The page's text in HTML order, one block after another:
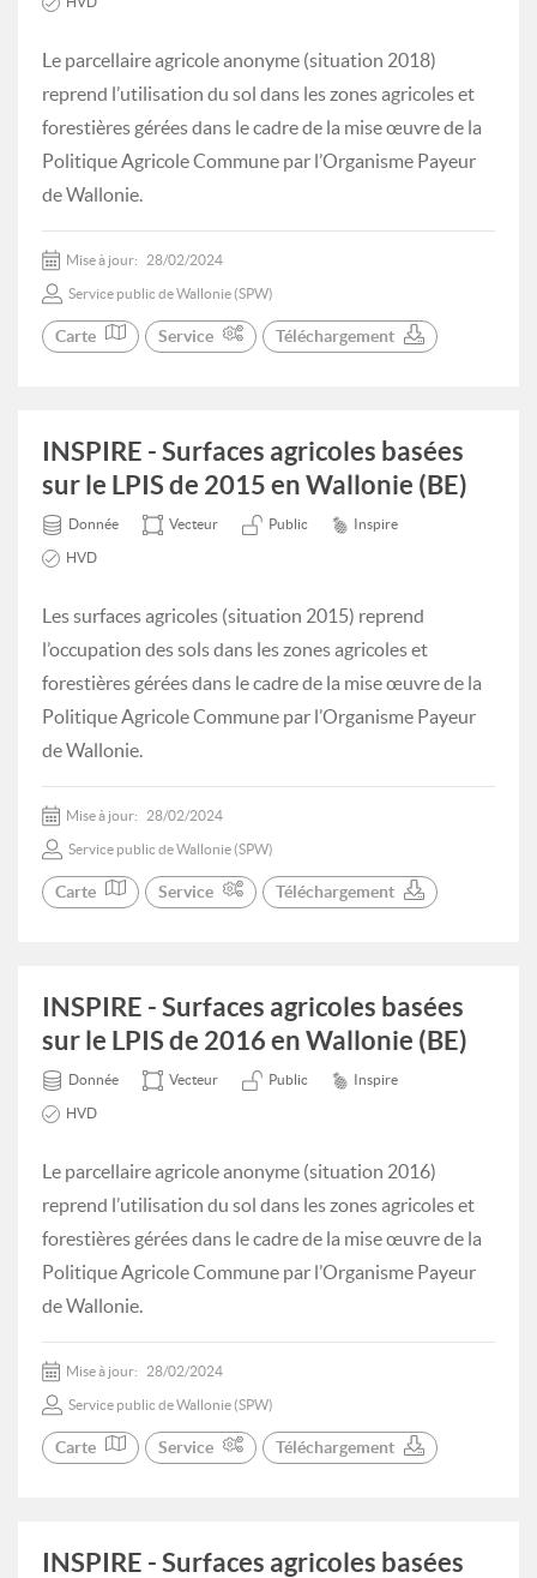
Le parcellaire agricole anonyme (situation 2018)
reprend l’utilisation du sol dans les zones agricoles et
forestières gérées dans le cadre de la mise œuvre de la
Politique Agricole Commune par l’Organisme Payeur
de Wallonie.
Mise à jour: 28/02/2024
Service public de Wallonie (SPW)
Carte Service Téléchargement
INSPIRE - Surfaces agricoles basées
sur le LPIS de 2015 en Wallonie (BE)
Donnée Vecteur Public Inspire
HVD
Les surfaces agricoles (situation 2015) reprend
l’occupation des sols dans les zones agricoles et
forestières gérées dans le cadre de la mise œuvre de la
Politique Agricole Commune par l’Organisme Payeur
de Wallonie.
Mise à jour: 28/02/2024
Service public de Wallonie (SPW)
Carte Service Téléchargement
INSPIRE - Surfaces agricoles basées
sur le LPIS de 2016 en Wallonie (BE)
Donnée Vecteur Public Inspire
HVD
Le parcellaire agricole anonyme (situation 2016)
reprend l’utilisation du sol dans les zones agricoles et
forestières gérées dans le cadre de la mise œuvre de la
Politique Agricole Commune par l’Organisme Payeur
de Wallonie.
Mise à jour: 28/02/2024
Service public de Wallonie (SPW)
Carte Service Téléchargement
INSPIRE - Surfaces agricoles basées